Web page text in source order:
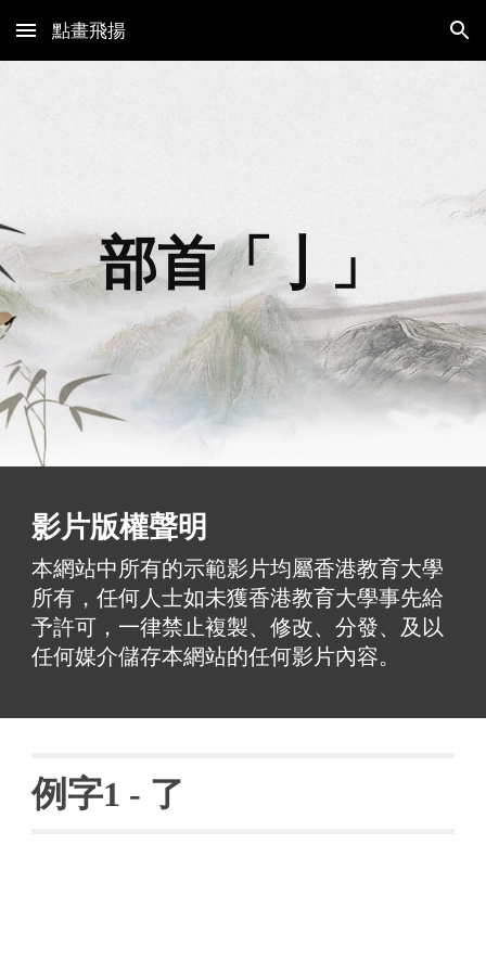
Skip to main content Skip to navigation
點畫飛揚
部首「亅」
影片版權聲明
本網站中所有的示範影片均屬香港教育大學
所有，任何人士如未獲香港教育大學事先給
予許可，一律禁止複製、修改、分發、及以
任何媒介儲存本網站的任何影片內容。
例字1 - 了